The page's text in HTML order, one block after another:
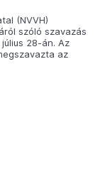
(NVVH)
szóló szavazás
28-án. Az
az